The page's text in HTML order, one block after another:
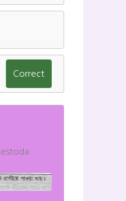
Correct